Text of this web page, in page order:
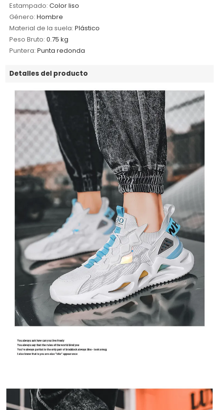
Estampado: Color liso
Género: Hombre
Material de la suela: Plástico
Peso Bruto: 0.75 kg
Puntera: Punta redonda
Detalles del producto